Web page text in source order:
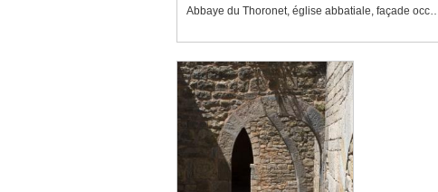
Abbaye du Thoronet, église abbatiale,